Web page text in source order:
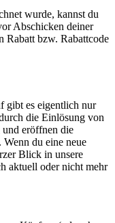
wurde, kannst du
Abschicken deiner
Rabatt bzw. Rabattcode
gibt es eigentlich nur
die Einlösung von
und eröffnen die
du eine neue
Blick in unsere
aktuell oder nicht mehr